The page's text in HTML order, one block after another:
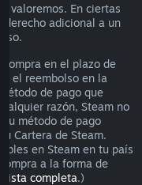
valoremos. En ciertas
derecho adicional a un
compra en el plazo de
el reembolso en la
de pago que
razón, Steam no
tu método de pago
Cartera de Steam.
en Steam en tu país
a la forma de
lista completa.)